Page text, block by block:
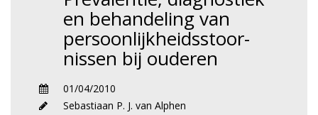
en behandeling van
persoonlijkheids­stoor­
nissen bij ouderen
01/04/2010
Sebastiaan P. J. van Alphen